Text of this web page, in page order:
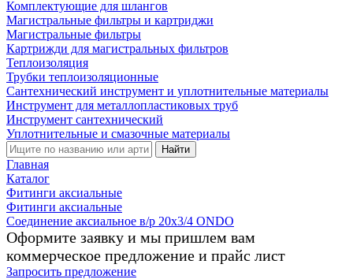
Комплектующие для шлангов
Магистральные фильтры и картриджи
Магистральные фильтры
Картрижди для магистральных фильтров
Теплоизоляция
Трубки теплоизоляционные
Сантехнический инструмент и уплотнительные материалы
Инструмент для металлопластиковых труб
Инструмент сантехнический
Уплотнительные и смазочные материалы
Найти
Главная
Каталог
Фитинги аксиальные
Фитинги аксиальные
Соединение аксиальное в/р 20х3/4 ONDO
Оформите заявку и мы пришлем вам
коммерческое предложение и прайс лист
Запросить предложение